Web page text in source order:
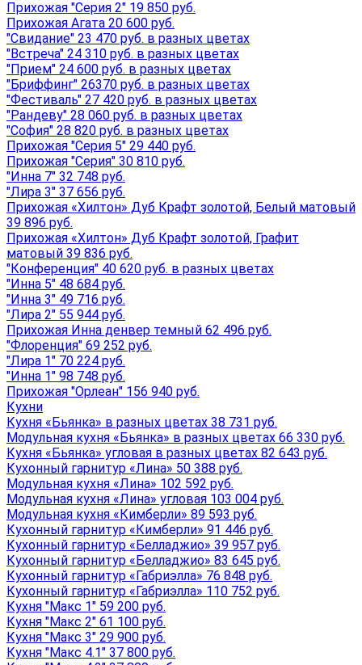
Прихожая "Серия 2" 19 850 руб.
Прихожая Агата 20 600 руб.
"Свидание" 23 470 руб. в разных цветах
"Встреча" 24 310 руб. в разных цветах
"Прием" 24 600 руб. в разных цветах
"Бриффинг" 26370 руб. в разных цветах
"Фестиваль" 27 420 руб. в разных цветах
"Рандеву" 28 060 руб. в разных цветах
"София" 28 820 руб. в разных цветах
Прихожая "Серия 5" 29 440 руб.
Прихожая "Серия" 30 810 руб.
"Инна 7" 32 748 руб.
"Лира 3" 37 656 руб.
Прихожая «Хилтон» Дуб Крафт золотой, Белый матовый
39 896 руб.
Прихожая «Хилтон» Дуб Крафт золотой, Графит
матовый 39 836 руб.
"Конференция" 40 620 руб. в разных цветах
"Инна 5" 48 684 руб.
"Инна 3" 49 716 руб.
"Лира 2" 55 944 руб.
Прихожая Инна денвер темный 62 496 руб.
"Флоренция" 69 252 руб.
"Лира 1" 70 224 руб.
"Инна 1" 98 748 руб.
Прихожая "Орлеан" 156 940 руб.
Кухни
Кухня «Бьянка» в разных цветах 38 731 руб.
Модульная кухня «Бьянка» в разных цветах 66 330 руб.
Кухня «Бьянка» угловая в разных цветах 82 643 руб.
Кухонный гарнитур «Лина» 50 388 руб.
Модульная кухня «Лина» 102 592 руб.
Модульная кухня «Лина» угловая 103 004 руб.
Модульная кухня «Кимберли» 89 593 руб.
Кухонный гарнитур «Кимберли» 91 446 руб.
Кухонный гарнитур «Белладжио» 39 957 руб.
Кухонный гарнитур «Белладжио» 83 645 руб.
Кухонный гарнитур «Габриэлла» 76 848 руб.
Кухонный гарнитур «Габриэлла» 110 752 руб.
Кухня "Макс 1" 59 200 руб.
Кухня "Макс 2" 61 100 руб.
Кухня "Макс 3" 29 900 руб.
Кухня "Макс 4.1" 37 800 руб.